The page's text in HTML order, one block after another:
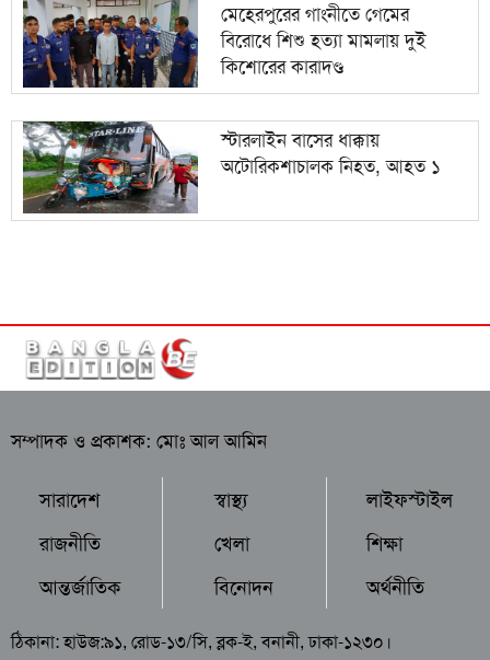
মেহেরপুরের গাংনীতে গেমের
বিরোধে শিশু হত্যা মামলায় দুই
কিশোরের কারাদণ্ড
স্টারলাইন বাসের ধাক্কায়
অটোরিকশাচালক নিহত, আহত ১
সম্পাদক ও প্রকাশক: মোঃ আল আমিন
সারাদেশ
রাজনীতি
আন্তর্জাতিক
স্বাস্থ্য
খেলা
বিনোদন
লাইফস্টাইল
শিক্ষা
অর্থনীতি
ঠিকানা: হাউজ:৯১, রোড-১৩/সি, ব্লক-ই, বনানী, ঢাকা-১২৩০।